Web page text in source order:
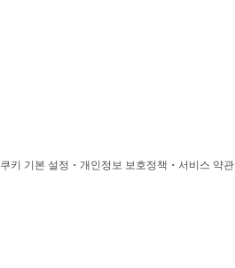
쿠키 기본 설정 · 개인정보 보호정책 · 서비스 약관